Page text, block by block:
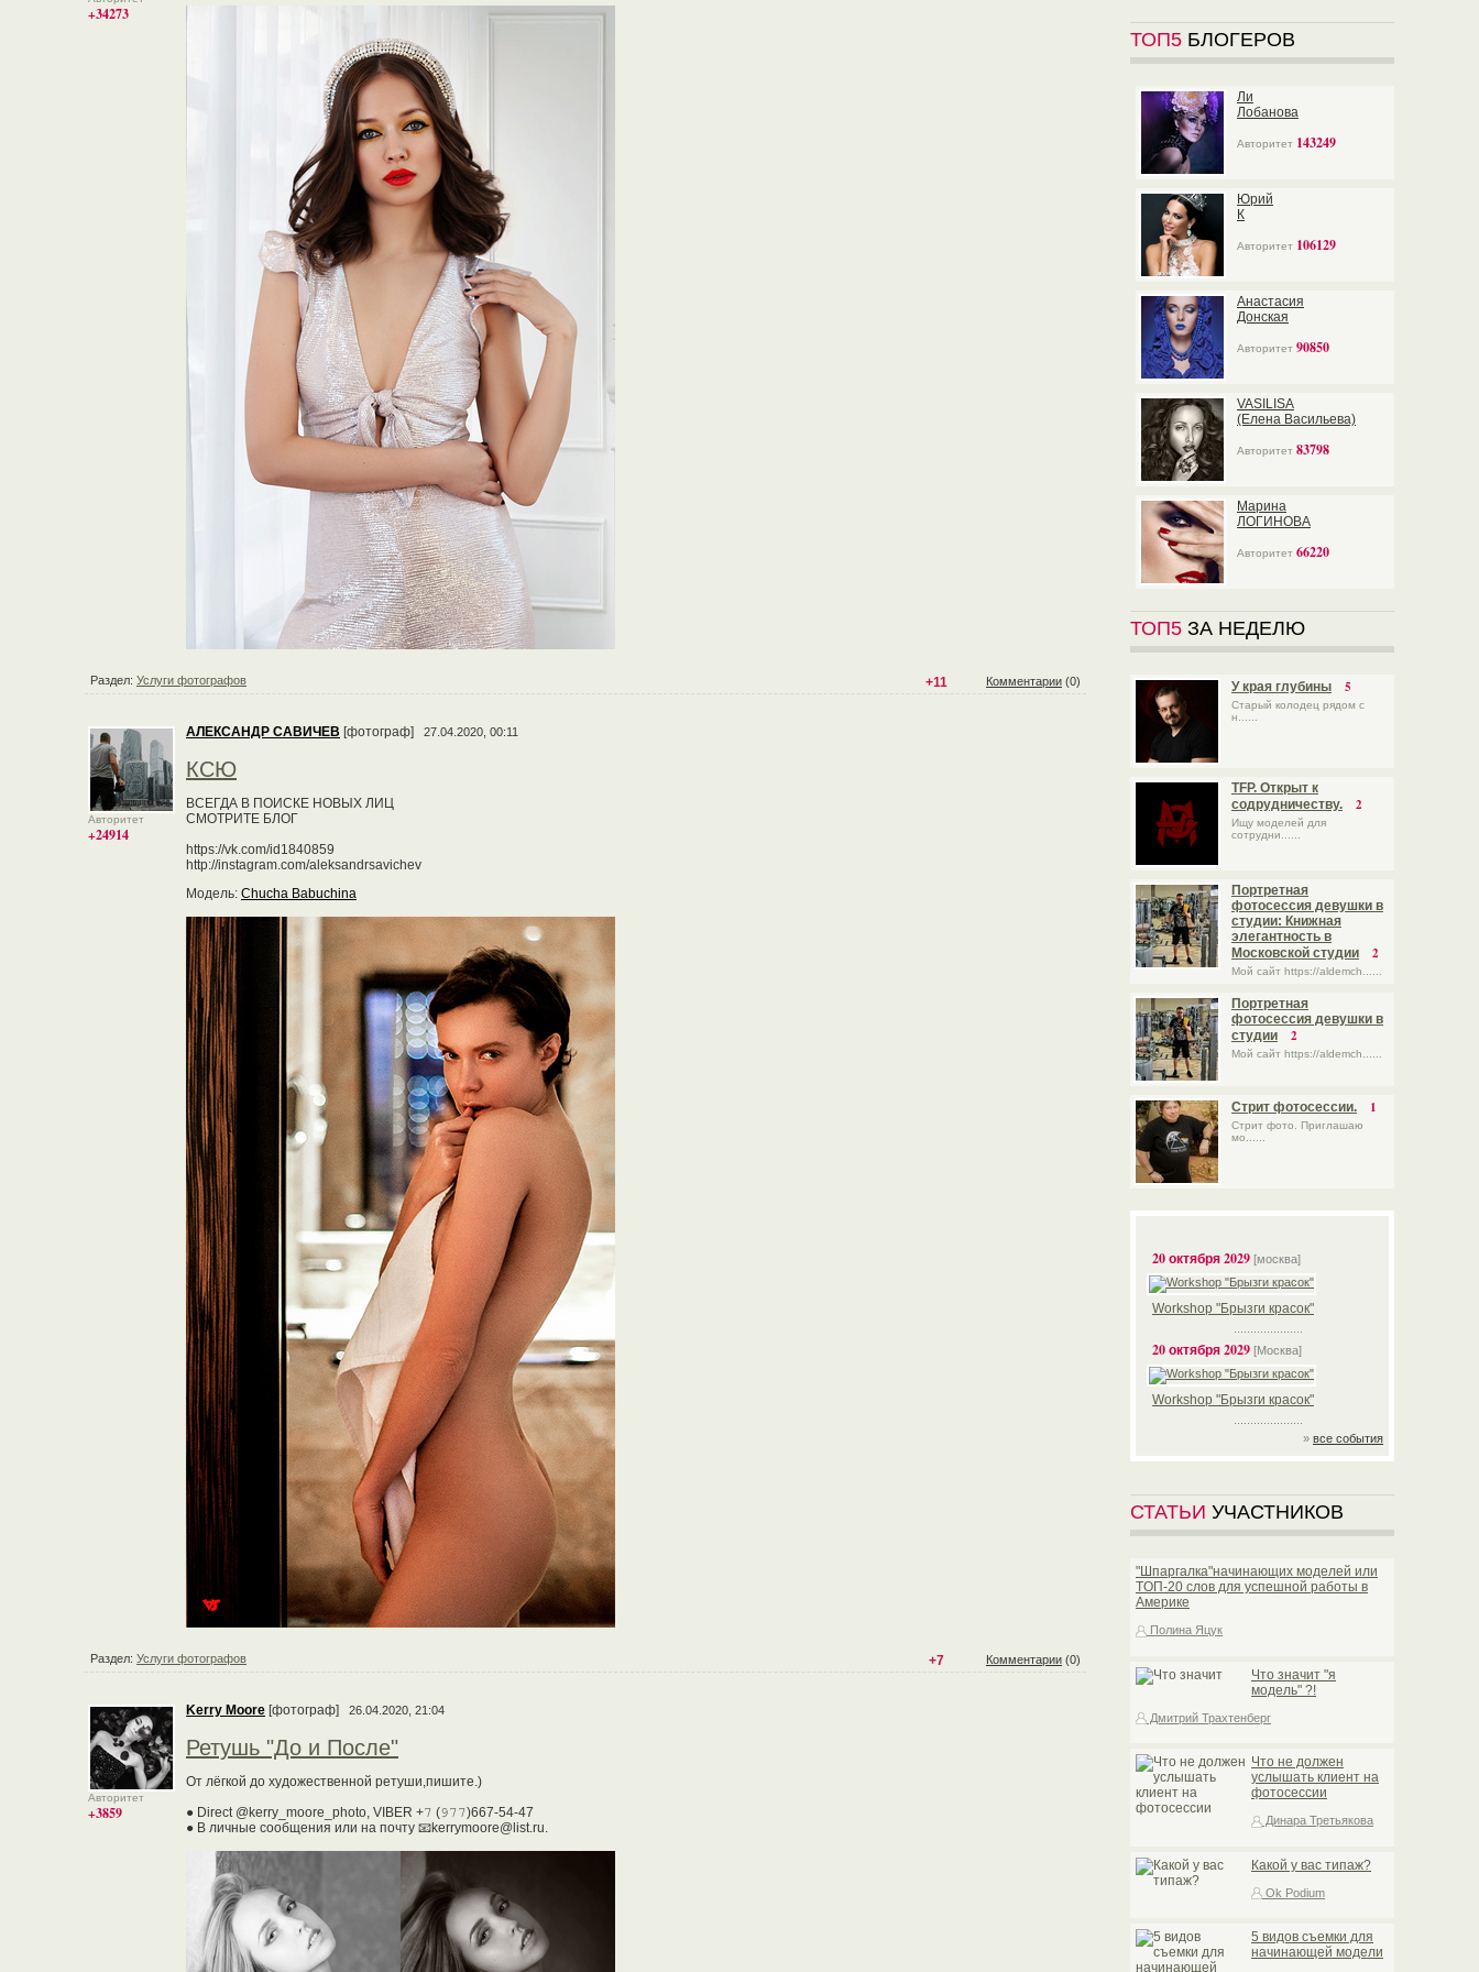
+34273
+11 Комментарии (0)
Раздел: Услуги фотографов
Авторитет
+24914
АЛЕКСАНДР САВИЧЕВ [фотограф] 27.04.2020, 00:11
КСЮ
ВСЕГДА В ПОИСКЕ НОВЫХ ЛИЦ
СМОТРИТЕ БЛОГ
https://vk.com/id1840859
http://instagram.com/aleksandrsavichev
Модель: Chucha Babuchina
+7 Комментарии (0)
Раздел: Услуги фотографов
Авторитет
+3859
Kerry Moore [фотограф] 26.04.2020, 21:04
Ретушь "До и После"
От лёгкой до художественной ретуши,пишите.)
● Direct @kerry_moore_photo, VIBER +𝟽 (𝟿𝟽𝟽)667-54-47
● В личные сообщения или на почту 📧kerrymoore@list.ru.
ТОП5 БЛОГЕРОВ
Ли
Лобанова
Авторитет 143249
Юрий
К
Авторитет 106129
Анастасия
Донская
Авторитет 90850
VASILISA
(Елена Васильева)
Авторитет 83798
Марина
ЛОГИНОВА
Авторитет 66220
ТОП5 ЗА НЕДЕЛЮ
У края глубины 5
Старый колодец рядом с
н......
TFP. Открыт к
содрудничеству.
2
Ищу моделей для
сотрудни......
Портретная
фотосессия девушки в
студии: Книжная
элегантность в
Московской студии
2
Мой сайт https://aldemch......
Портретная
фотосессия девушки в
студии
2
Мой сайт https://aldemch......
Стрит фотосессии. 1
Стрит фото. Приглашаю
мо......
20 октября 2029 [москва]
Workshop "Брызги красок"
20 октября 2029 [Москва]
Workshop "Брызги красок"
» все события
СТАТЬИ УЧАСТНИКОВ
"Шпаргалка"начинающих моделей или
TOП-20 слов для успешной работы в
Америке
Полина Яцук
Что значит "я
модель" ?!
Дмитрий Трахтенберг
Что не должен
услышать клиент на
фотосессии
Динара Третьякова
Какой у вас типаж?
Ok Podium
5 видов съемки для
начинающей модели